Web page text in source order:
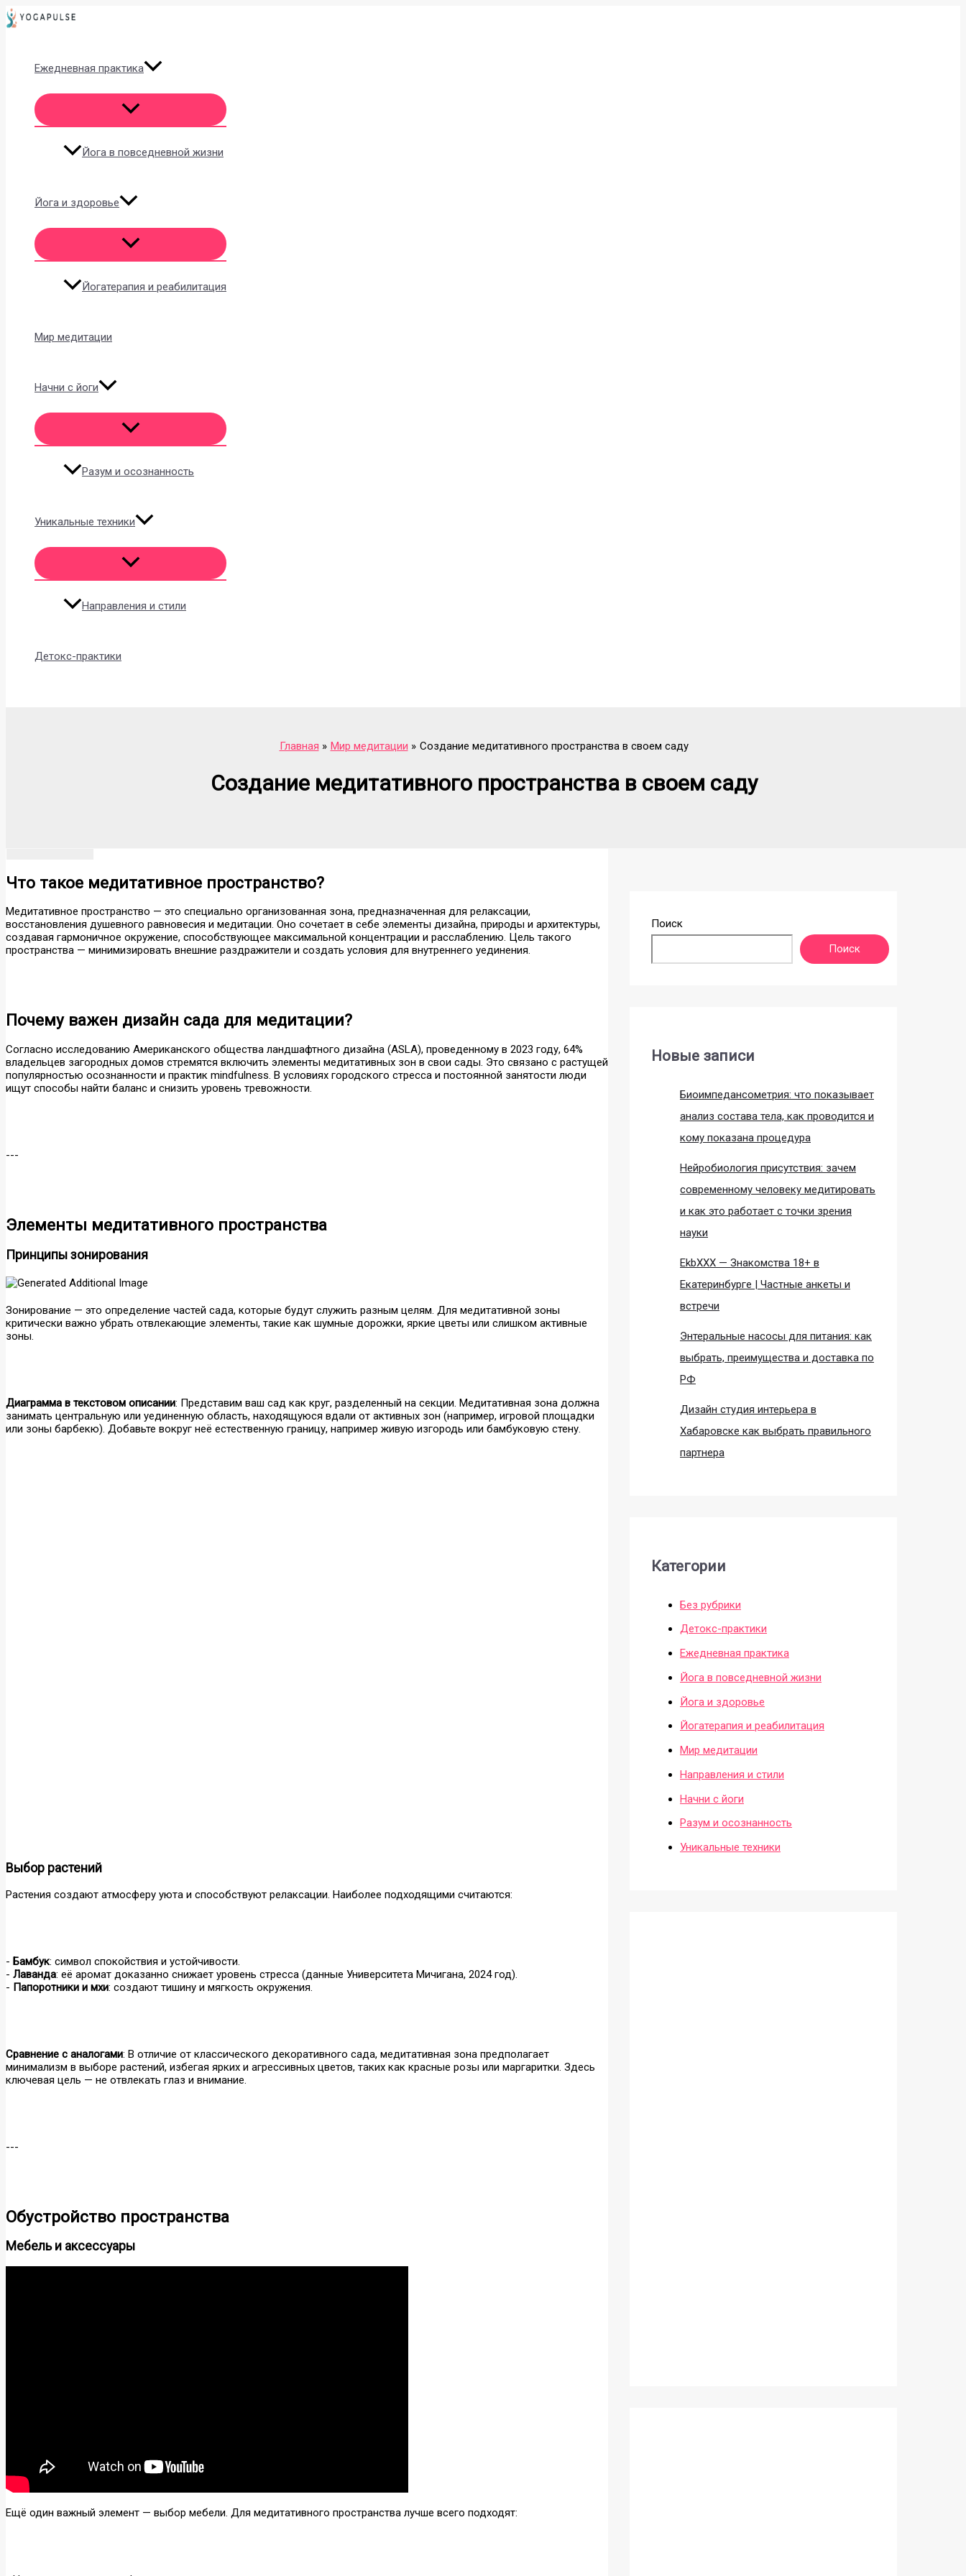
Перейти
к
Ежедневная практика
Йога в повседневной жизни
Йога и здоровье
Йогатерапия и реабилитация
Мир медитации
Начни с йоги
Разум и осознанность
Уникальные техники
Направления и стили
Детокс-практики
Главная Мир медитации Создание медитативного пространства в своем саду
Создание медитативного пространства в своем саду
Что такое медитативное пространство?
Медитативное пространство — это специально организованная зона, предназначенная для релаксации,
восстановления душевного равновесия и медитации. Оно сочетает в себе элементы дизайна, природы и архитектуры,
создавая гармоничное окружение, способствующее максимальной концентрации и расслаблению. Цель такого
пространства — минимизировать внешние раздражители и создать условия для внутреннего уединения.
Почему важен дизайн сада для медитации?
Согласно исследованию Американского общества ландшафтного дизайна (ASLA), проведенному в 2023 году, 64%
владельцев загородных домов стремятся включить элементы медитативных зон в свои сады. Это связано с растущей
популярностью осознанности и практик mindfulness. В условиях городского стресса и постоянной занятости люди
ищут способы найти баланс и снизить уровень тревожности.
---
Элементы медитативного пространства
Принципы зонирования
Зонирование — это определение частей сада, которые будут служить разным целям. Для медитативной зоны
критически важно убрать отвлекающие элементы, такие как шумные дорожки, яркие цветы или слишком активные
зоны.
Диаграмма в текстовом описании: Представим ваш сад как круг, разделенный на секции. Медитативная зона должна
занимать центральную или уединенную область, находящуюся вдали от активных зон (например, игровой площадки
или зоны барбекю). Добавьте вокруг неё естественную границу, например живую изгородь или бамбуковую стену.
Выбор растений
Растения создают атмосферу уюта и способствуют релаксации. Наиболее подходящими считаются:
- Бамбук: символ спокойствия и устойчивости.
- Лаванда: её аромат доказанно снижает уровень стресса (данные Университета Мичигана, 2024 год).
- Папоротники и мхи: создают тишину и мягкость окружения.
Сравнение с аналогами: В отличие от классического декоративного сада, медитативная зона предполагает
минимализм в выборе растений, избегая ярких и агрессивных цветов, таких как красные розы или маргаритки. Здесь
ключевая цель — не отвлекать глаз и внимание.
---
Обустройство пространства
Мебель и аксессуары
Ещё один важный элемент — выбор мебели. Для медитативного пространства лучше всего подходят:
Поиск
Поиск
Новые записи
Биоимпедансометрия: что показывает
анализ состава тела, как проводится и
кому показана процедура
Нейробиология присутствия: зачем
современному человеку медитировать
и как это работает с точки зрения
науки
EkbXXX — Знакомства 18+ в
Екатеринбурге | Частные анкеты и
встречи
Энтеральные насосы для питания: как
выбрать, преимущества и доставка по
РФ
Дизайн студия интерьера в
Хабаровске как выбрать правильного
партнера
Категории
Без рубрики
Детокс-практики
Ежедневная практика
Йога в повседневной жизни
Йога и здоровье
Йогатерапия и реабилитация
Мир медитации
Направления и стили
Начни с йоги
Разум и осознанность
Уникальные техники